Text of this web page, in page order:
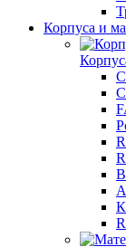
Корпуса и